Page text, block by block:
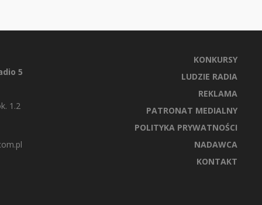
5
1.2
KONKURSY
LUDZIE RADIA
REKLAMA
PATRONAT MEDIALNY
POLITYKA PRYWATNOŚCI
NADAWCA
KONTAKT